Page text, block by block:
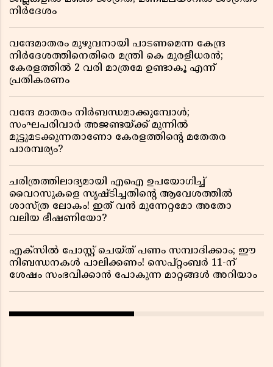
നിർദേശം
വന്ദേമാതരം മുഴുവനായി പാടണമെന്ന കേന്ദ്ര
നിർദേശത്തിനെതിരെ മന്ത്രി കെ മുരളീധരൻ;
കേരളത്തിൽ 2 വരി മാത്രമേ ഉണ്ടാകൂ എന്ന്
പ്രതികരണം
വന്ദേ മാതരം നിർബന്ധമാക്കുമ്പോൾ;
സംഘപരിവാർ അജണ്ടയ്ക്ക് മുന്നിൽ
മുട്ടുമടക്കുന്നതാണോ കേരളത്തിന്റെ മതേതര
പാരമ്പര്യം?
ചരിത്രത്തിലാദ്യമായി എഐ ഉപയോഗിച്ച്
വൈറസുകളെ സൃഷ്ടിച്ചതിന്റെ ആവേശത്തിൽ
ശാസ്ത്ര ലോകം! ഇത് വൻ മുന്നേറ്റമോ അതോ
വലിയ ഭീഷണിയോ?
എക്സിൽ പോസ്റ്റ് ചെയ്ത് പണം സമ്പാദിക്കാം; ഈ
നിബന്ധനകൾ പാലിക്കണം! സെപ്റ്റംബർ 11-ന്
ശേഷം സംഭവിക്കാൻ പോകുന്ന മാറ്റങ്ങൾ അറിയാം